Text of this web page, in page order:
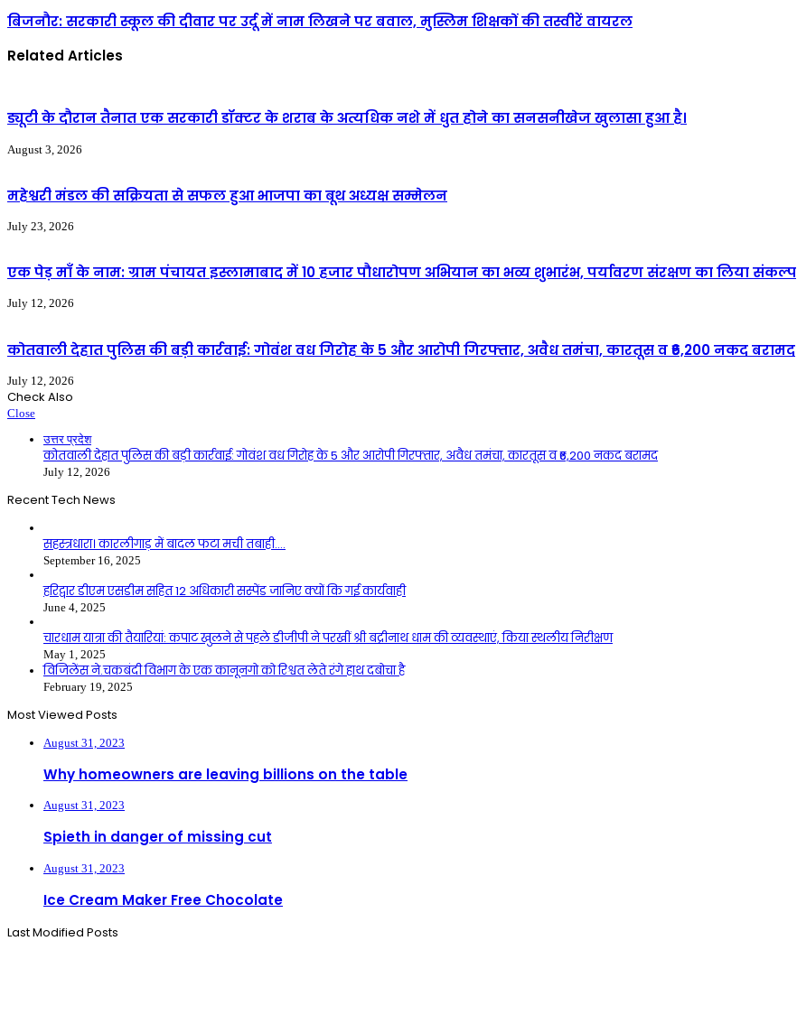
बिजनौर: सरकारी स्कूल की दीवार पर उर्दू में नाम लिखने पर बवाल, मुस्लिम शिक्षकों की तस्वीरें वायरल
Related Articles
ड्यूटी के दौरान तैनात एक सरकारी डॉक्टर के शराब के अत्यधिक नशे में धुत होने का सनसनीखेज खुलासा हुआ है।
August 3, 2026
महेश्वरी मंडल की सक्रियता से सफल हुआ भाजपा का बूथ अध्यक्ष सम्मेलन
July 23, 2026
एक पेड़ माँ के नाम: ग्राम पंचायत इस्लामाबाद में 10 हजार पौधारोपण अभियान का भव्य शुभारंभ, पर्यावरण संरक्षण का लिया संकल्प
July 12, 2026
कोतवाली देहात पुलिस की बड़ी कार्रवाई: गोवंश वध गिरोह के 5 और आरोपी गिरफ्तार, अवैध तमंचा, कारतूस व ₹6,200 नकद बरामद
July 12, 2026
Check Also
Close
उत्तर प्रदेश
कोतवाली देहात पुलिस की बड़ी कार्रवाई: गोवंश वध गिरोह के 5 और आरोपी गिरफ्तार, अवैध तमंचा, कारतूस व ₹6,200 नकद बरामद
July 12, 2026
Recent Tech News
सहस्त्रधारा। कारलीगाड़ में बादल फटा मची तबाही….
September 16, 2025
हरिद्वार डीएम एसडीम सहित 12 अधिकारी सस्पेंड जानिए क्यों कि गई कार्यवाही
June 4, 2025
चारधाम यात्रा की तैयारियां: कपाट खुलने से पहले डीजीपी ने परखीं श्री बद्रीनाथ धाम की व्यवस्थाएं, किया स्थलीय निरीक्षण
May 1, 2025
विजिलेंस ने.चकबंदी विभाग के एक कानूनगो को रिश्वत लेते रंगे हाथ दबोचा है
February 19, 2025
Most Viewed Posts
August 31, 2023
Why homeowners are leaving billions on the table
August 31, 2023
Spieth in danger of missing cut
August 31, 2023
Ice Cream Maker Free Chocolate
Last Modified Posts